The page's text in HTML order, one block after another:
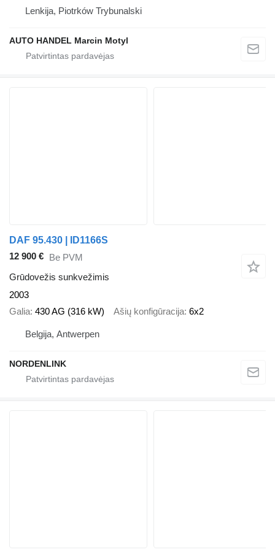
Lenkija, Piotrków Trybunalski
AUTO HANDEL Marcin Motyl
DAF 95.430 | ID1166S
12 900 € Be PVM
Grūdovežis sunkvežimis
2003
Galia 430 AG (316 kW) Ašių konfigūracija 6x2
Belgija, Antwerpen
NORDENLINK